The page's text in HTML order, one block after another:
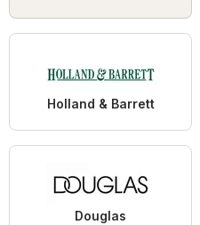
Holland & Barrett
Douglas